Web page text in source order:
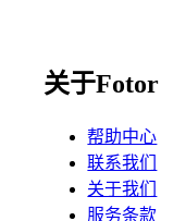
关于Fotor
帮助中心
联系我们
关于我们
服务条款